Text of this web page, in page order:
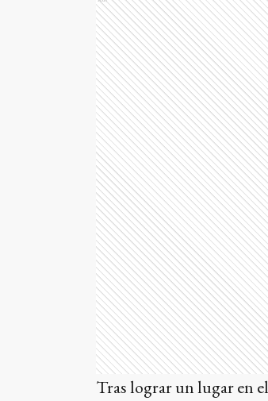
Tras lograr un lugar en